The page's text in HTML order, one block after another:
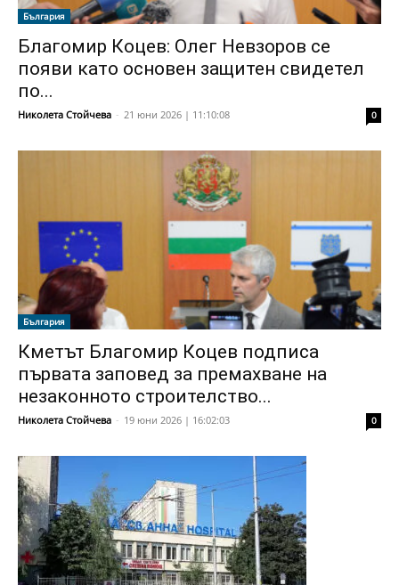
България
Благомир Коцев: Олег Невзоров се
появи като основен защитен свидетел
по...
Николета Стойчева - 21 юни 2026 | 11:10:08 0
България
Кметът Благомир Коцев подписа
първата заповед за премахване на
незаконното строителство...
Николета Стойчева - 19 юни 2026 | 16:02:03 0